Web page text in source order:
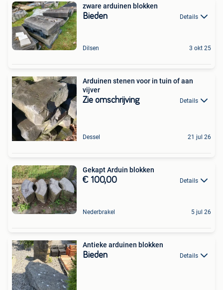
zware arduinen blokken
Bieden Details
Dilsen 3 okt 25
Arduinen stenen voor in tuin of aan
vijver
Zie omschrijving Details
Dessel 21 jul 26
Gekapt Arduin blokken
€ 100,00 Details
Nederbrakel 5 jul 26
Antieke arduinen blokken
Bieden Details